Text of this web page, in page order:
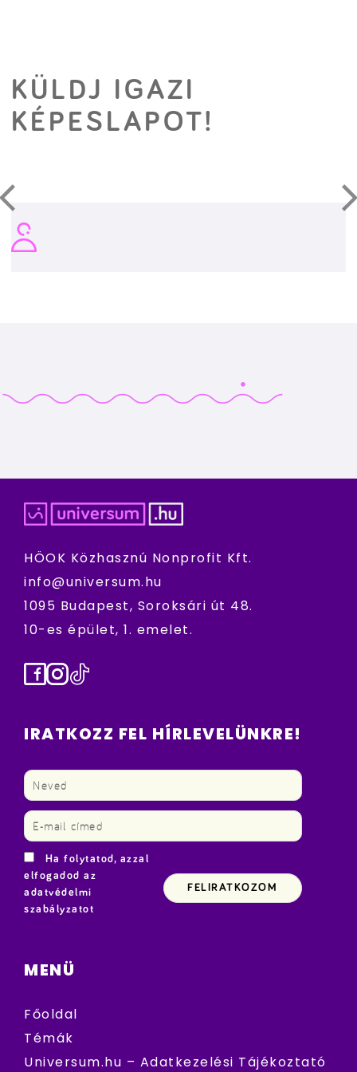
KÜLDJ IGAZI
KÉPESLAPOT!
HÖOK Közhasznú Nonprofit Kft.
info@universum.hu
1095 Budapest, Soroksári út 48.
10-es épület, 1. emelet.
Facebook
Instagram
TikTok
IRATKOZZ FEL HÍRLEVELÜNKRE!
Ha folytatod, azzal
elfogadod az
adatvédelmi
szabályzatot
MENÜ
Főoldal
Témák
Universum.hu – Adatkezelési Tájékoztató